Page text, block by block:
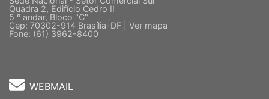
Quadra 2, Edifício Cedro II
5 º andar, Bloco "C"
Cep: 70302-914 Brasília-DF | Ver mapa
Fone: (61) 3962-8400
WEBMAIL